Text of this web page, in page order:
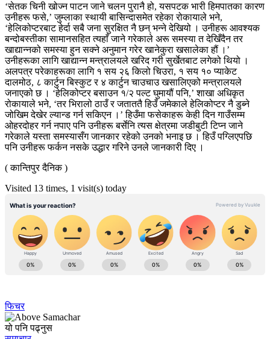
‘सेतक चिनी खोज्न पाटन जाने चलन पुरानै हो, यसपटक भारी हिमपातका कारण
उनीहरू फसे,’ जुम्लाका स्थायी बासिन्दासमेत रहेका रोकायाले भने,
‘हेलिकोप्टरबाट हेर्दा सबै जना सुरक्षित नै छन् भन्ने देखियो । उनीहरू आवश्यक
बन्दोबस्तीका सामानसहित त्यहाँ जाने गरेकाले अरू समस्या त देखिँदैन तर
खाद्यान्नको समस्या हुन सक्ने अनुमान गरेर खानेकुरा खसालेका हौं ।’
उनीहरूका लागि खाद्यान्न मन्त्रालयले खरिद गरी सुर्खेतबाट लगेको थियो ।
अलपत्र परेकाहरूका लागि १ सय २६ किलो चिउरा, १ सय १० प्याकेट
दालमोठ, ८ कार्टुन बिस्कुट र ४ कार्टुन चाउचाउ खसालिएको मन्त्रालयले
जनाएको छ । ‘हेलिकोप्टर बसाउन १/२ पल्ट घुमायौं पनि,’ शाखा अधिकृत
रोकायाले भने, ‘तर भिरालो ठाउँ र जताततै हिउँ जमेकाले हेलिकोप्टर नै डुब्ने
जोखिम देखेर ल्यान्ड गर्न सकिएन ।’ हिउँमा फसेकाहरू केही दिन गाउँसम्म
ओहरदोहर गर्न नपाए पनि उनीहरू बर्सेनि त्यस क्षेत्रमा जडीबुटी टिप्न जाने
गरेकाले यस्ता समस्यासँग जानकार रहेको उनको भनाइ छ । हिउँ पग्लिएपछि
पनि उनीहरू फर्कन नसके उद्धार गरिने उनले जानकारी दिए ।
( कान्तिपुर दैनिक )
Visited 13 times, 1 visit(s) today
फिचर
यो पनि पढ्नुस